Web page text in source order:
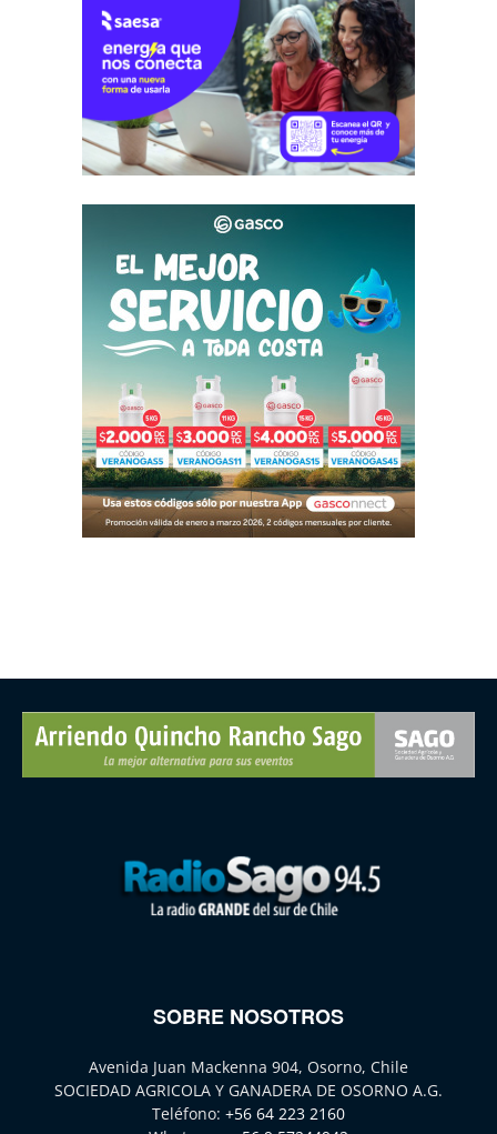
SOBRE NOSOTROS
Avenida Juan Mackenna 904, Osorno, Chile
SOCIEDAD AGRICOLA Y GANADERA DE OSORNO A.G.
Teléfono: +56 64 223 2160